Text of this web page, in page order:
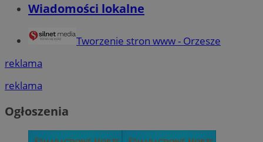
Wiadomości lokalne
Tworzenie stron www - Orzesze
reklama
reklama
Ogłoszenia